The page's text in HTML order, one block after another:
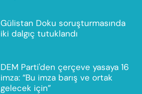
Gülistan Doku soruşturmasında
iki dalgıç tutuklandı
DEM Parti'den çerçeve yasaya 16
imza: “Bu imza barış ve ortak
gelecek için”